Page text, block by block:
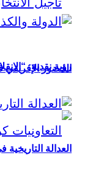
الحضور الإفريقي
رؤية نقدية:
العدالة